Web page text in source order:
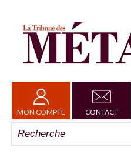
MON COMPTE CONTACT